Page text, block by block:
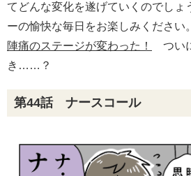
てどんな変化を遂げていくのでし
ーの愉快な毎日をお楽しみください。
陣痛のステージが変わった！
つい
き……？
第44話 ナースコール